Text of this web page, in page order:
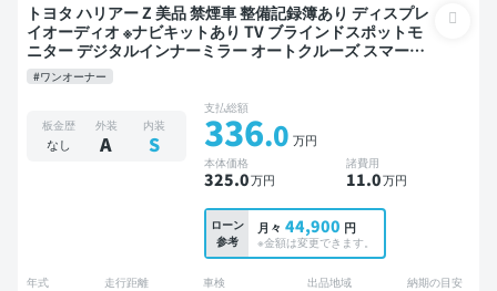
トヨタ ハリアー Z 美品 禁煙車 整備記録簿あり ディスプレ
イオーディオ ※ナビキットあり TV ブラインドスポットモ
ニター デジタルインナーミラー オートクルーズ スマート
キー ETC 電動バックドア バックモニター 全方位カメラ ド
ライブレコーダー フルエアロ 衝突軽減
#ワンオーナー
板金歴
なし
外装
A
内装
S
支払総額
336.0 万円
本体価格
325.0万円
諸費用
11.0万円
ローン
参考
月々 44,900 円
※金額は変更できます。
年式 走行距離 車検 出品地域 納期の目安